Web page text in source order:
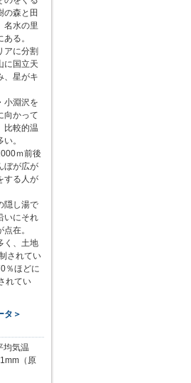
の森と田
名水の里
る。
アに分割
に国立天
、星がキ
小淵沢を
向かって
比較的温
。
ｍ前後
ぼが広が
する人が
隠し湯で
いにそれ
在。
く、土地
されてい
％ほどに
れてい
タ＞
気温
（原